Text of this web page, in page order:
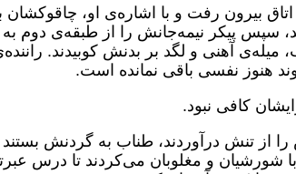
اتاق بیرون رفت و با اشاره‌ی او،
سپس پیکر نیمه‌جانش را از طبقه‌ی دوم
آهنی و لگد بر بدنش کوبیدند.
هنوز نفسی باقی نمانده است.
کافی نبود.
از تنش درآوردند، طناب به گردنش
شورشیان و مغلوبان می‌کردند تا درس